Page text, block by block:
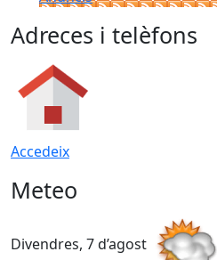
Adreces i telèfons
Accedeix
Meteo
Divendres, 7 d’agost